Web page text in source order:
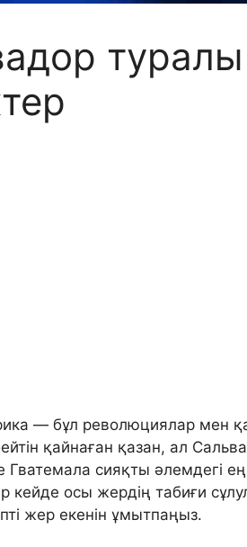
— бұл революциялар мен
қайнаған қазан, ал
Гватемала сияқты әлемдегі
кейде осы жердің табиғи
жер екенін ұмытпаңыз.